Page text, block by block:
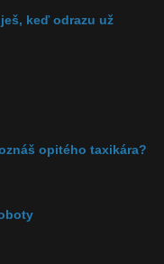
keď odrazu už
opitého taxikára?